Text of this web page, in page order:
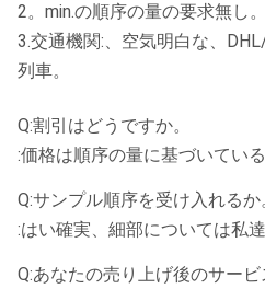
2。min.の順序の量の要求無し。
3.交通機関:、空気明白な、
列車。
Q:割引はどうですか。
:価格は順序の量に基づいている
Q:サンプル順序を受け入れるか
:はい確実、細部については私
Q:あなたの売り上げ後のサービ